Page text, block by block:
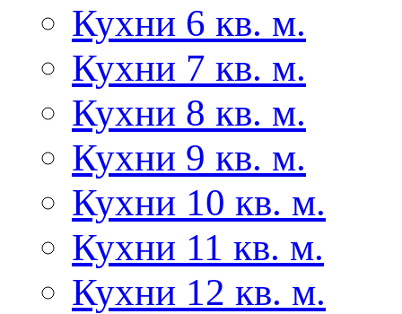
Кухни 6 кв. м.
Кухни 7 кв. м.
Кухни 8 кв. м.
Кухни 9 кв. м.
Кухни 10 кв. м.
Кухни 11 кв. м.
Кухни 12 кв. м.